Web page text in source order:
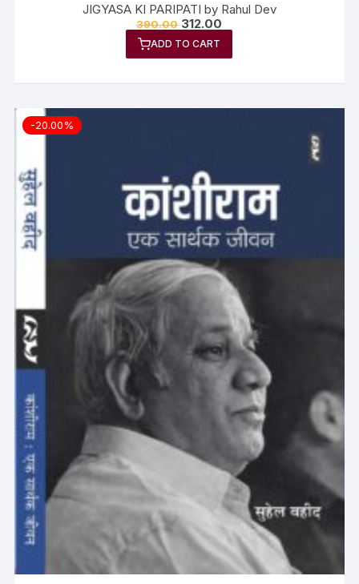
JIGYASA KI PARIPATI by Rahul Dev
390.00 312.00
ADD TO CART
-20.00%